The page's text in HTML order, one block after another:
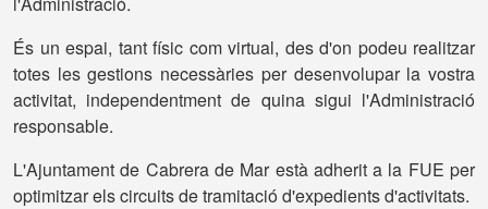
És un espai, tant físic com virtual, des d'on podeu realitzar
totes les gestions necessàries per desenvolupar la vostra
activitat, independentment de quina sigui l'Administració
responsable.
L'Ajuntament de Cabrera de Mar està adherit a la FUE per
optimitzar els circuits de tramitació d'expedients d'activitats.